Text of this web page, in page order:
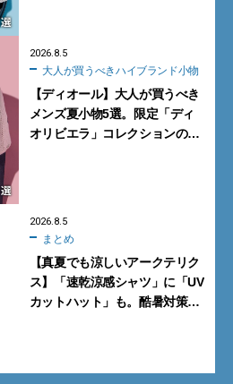
2026.8.5
大人が買うべきハイブランド小物
【ディオール】大人が買うべき
メンズ夏小物5選。限定「ディ
オリビエラ」コレクションの
2026.8.5
まとめ
【真夏でも涼しいアークテリク
ス】「速乾涼感シャツ」に「UV
カットハット」も。酷暑対策に